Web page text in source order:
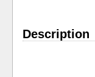
Description